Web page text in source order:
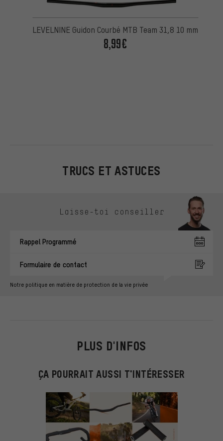
LEVELNINE Guidon Courbé MTB Team 31,8 10 mm
8,99€
TRUCS ET ASTUCES
Laisse-toi conseiller
Rappel Programmé
Formulaire de contact
Notre politique en matière de protection de la vie privée
PLUS D'INFOS
ÇA POURRAIT AUSSI T'INTÉRESSER